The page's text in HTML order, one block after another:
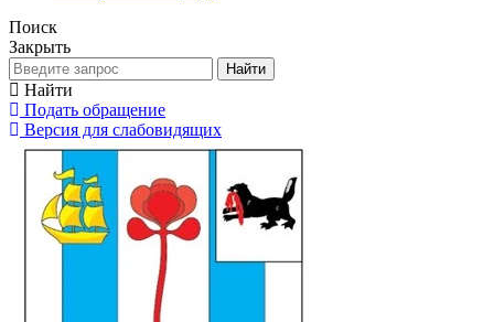
Поиск
Закрыть
Найти
Найти
Подать обращение
Версия для слабовидящих